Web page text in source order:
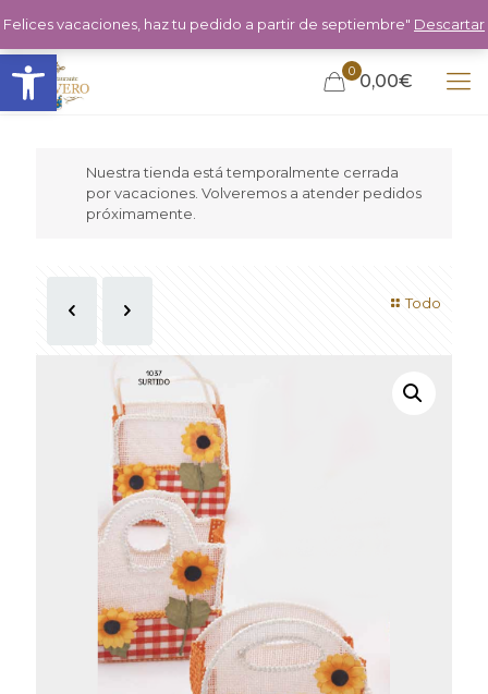
Abrir barra de herramientas 0 0,00€
Nuestra tienda está temporalmente cerrada
por vacaciones. Volveremos a atender pedidos
próximamente.
Todo
Felices vacaciones, haz tu pedido a partir de septiembre" Descartar